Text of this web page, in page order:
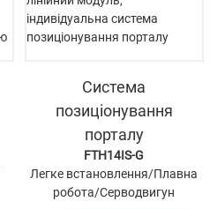
Система
позиціонування
порталу
FTH14IS-G
Легке встановлення/Плавна
робота/Серводвигун